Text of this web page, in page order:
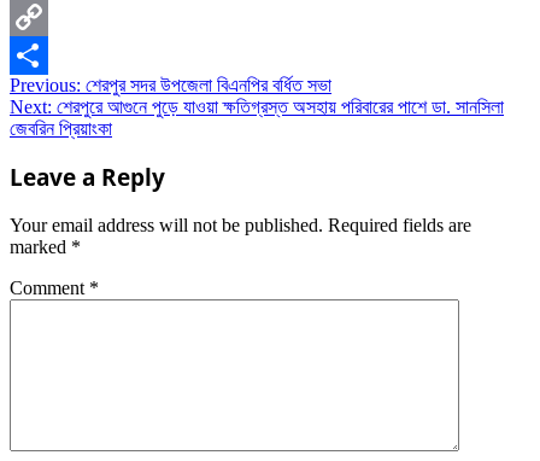
WhatsApp
Copy
Link
Share
Post
navigation
Previous: শেরপুর সদর উপজেলা বিএনপির বর্ধিত সভা
Next: শেরপুরে আগুনে পুড়ে যাওয়া ক্ষতিগ্রস্ত অসহায় পরিবারের পাশে ডা. সানসিলা
জেবরিন প্রিয়াংকা
Leave a Reply
Your email address will not be published. Required fields are
marked *
Comment *